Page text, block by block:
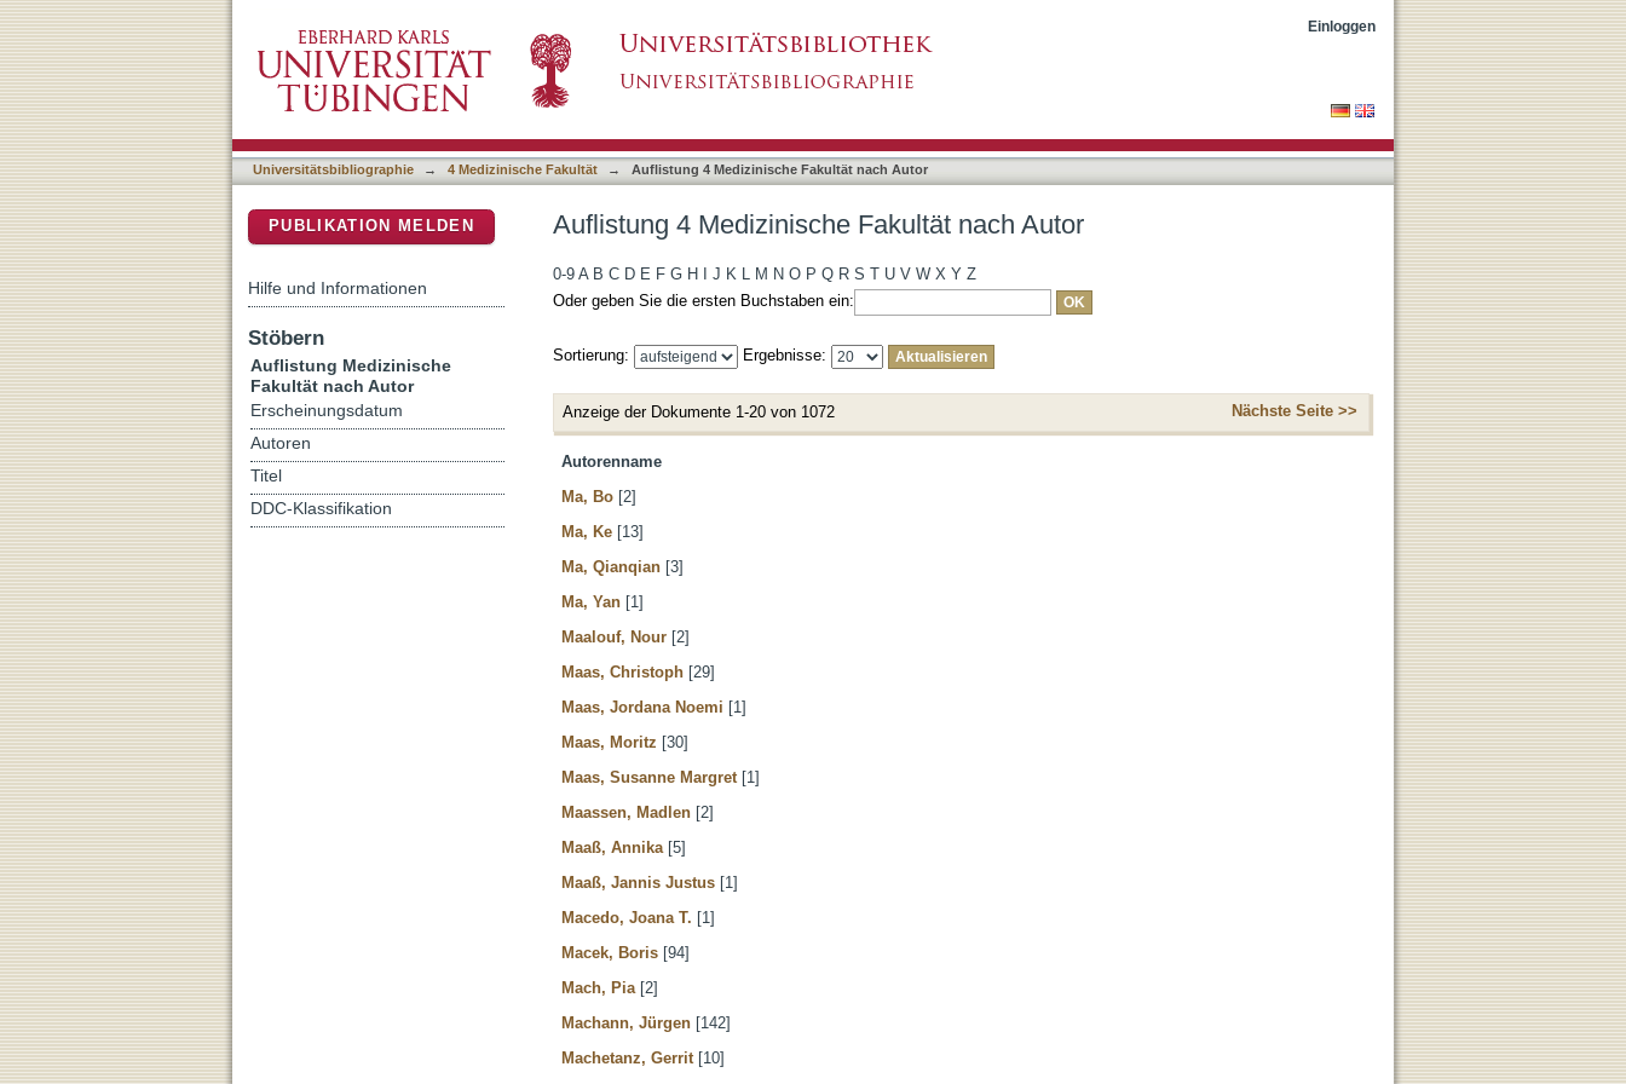
Einloggen
Universitätsbibliographie → 4 Medizinische Fakultät → Auflistung 4 Medizinische Fakultät nach Autor
Auflistung 4 Medizinische Fakultät nach Autor
0-9 A B C D E F G H J K L M N O P Q R S T U V W X Y Z
Oder geben Sie die ersten Buchstaben ein:
Sortierung: Ergebnisse:
Anzeige der Dokumente 1-20 von 1072 Nächste Seite >>
Autorenname
Ma, Bo [2]
Ma, Ke [13]
Ma, Qianqian [3]
Ma, Yan [1]
Maalouf, Nour [2]
Maas, Christoph [29]
Maas, Jordana Noemi [1]
Maas, Moritz [30]
Maas, Susanne Margret [1]
Maassen, Madlen [2]
Maaß, Annika [5]
Maaß, Jannis Justus [1]
Macedo, Joana T. [1]
Macek, Boris [94]
Mach, Pia [2]
Machann, Jürgen [142]
Machetanz, Gerrit [10]
PUBLIKATION MELDEN
Hilfe und Informationen
Stöbern
Auflistung Medizinische
Fakultät nach Autor
Erscheinungsdatum
Autoren
Titel
DDC-Klassifikation